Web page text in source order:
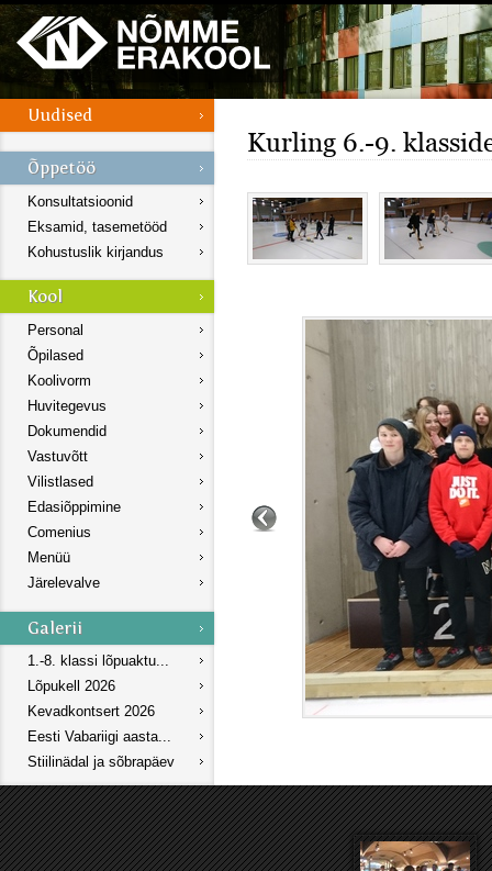
Konsultatsioonid
Eksamid, tasemetööd
Kohustuslik kirjandus
Personal
Õpilased
Koolivorm
Huvitegevus
Dokumendid
Vastuvõtt
Vilistlased
Edasiõppimine
Comenius
Menüü
Järelevalve
1.-8. klassi lõpuaktu...
Lõpukell 2026
Kevadkontsert 2026
Eesti Vabariigi aasta...
Stiilinädal ja sõbrapäev
Kurling 6.-9.